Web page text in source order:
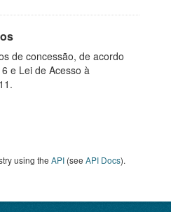
de concessão, de acordo
e Lei de Acesso à
using the API (see API Docs).